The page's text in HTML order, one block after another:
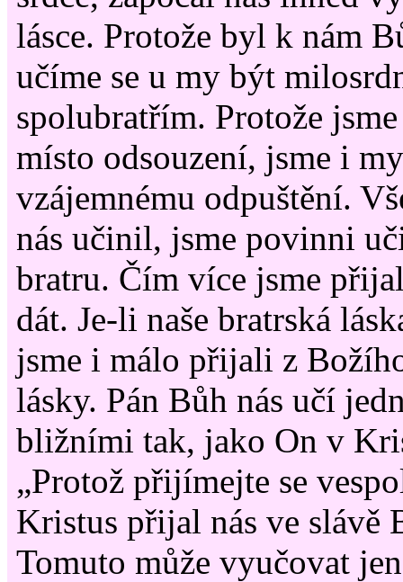
lásce. Protože byl k nám
učíme se u my být
spolubratřím. Protože
místo odsouzení, jsme i
vzájemnému odpuštění.
nás učinil, jsme povinni
bratru. Čím více jsme
dát. Je-li naše bratrská
jsme i málo přijali z
lásky. Pán Bůh nás učí
bližními tak, jako On v
„Protož přijímejte se
Kristus přijal nás ve slávě
Tomuto může vyučovat